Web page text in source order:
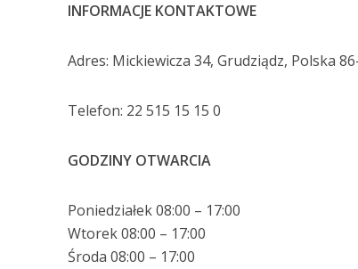
INFORMACJE KONTAKTOWE
Adres: Mickiewicza 34, Grudziądz, Polska
Telefon: 22 515 15 15 0
GODZINY OTWARCIA
Poniedziałek 08:00 – 17:00
Wtorek 08:00 – 17:00
Środa 08:00 – 17:00